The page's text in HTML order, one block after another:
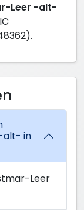
Leer -alt-
alt- in
Leer